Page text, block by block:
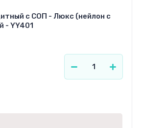
с СОП - Люкс (нейлон с
- YY401